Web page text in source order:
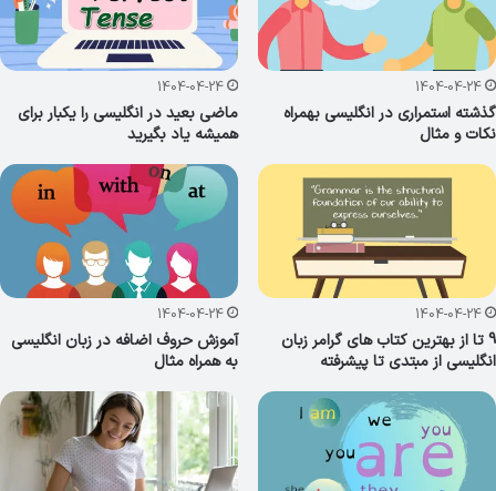
1404-04-24
گذشته استمراری در انگلیسی بهمراه
نکات و مثال
1404-04-24
ماضی بعید در انگلیسی را یکبار برای
همیشه یاد بگیرید
1404-04-24
9 تا از بهترین کتاب های گرامر زبان
انگلیسی از مبتدی تا پیشرفته
1404-04-24
آموزش حروف اضافه در زبان انگلیسی
به همراه مثال